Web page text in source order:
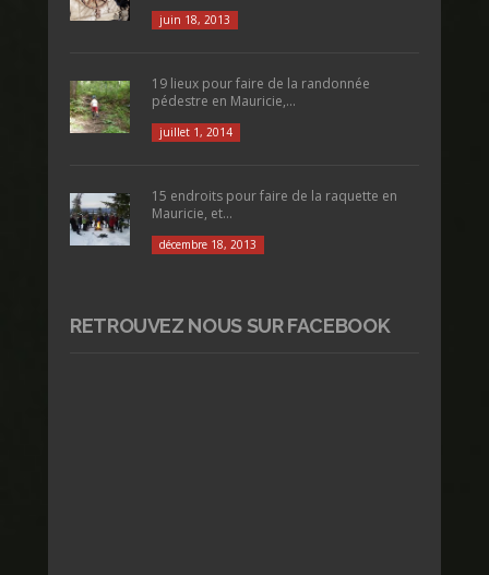
juin 18, 2013
19 lieux pour faire de la randonnée
pédestre en Mauricie,...
juillet 1, 2014
15 endroits pour faire de la raquette en
Mauricie, et...
décembre 18, 2013
RETROUVEZ NOUS SUR FACEBOOK